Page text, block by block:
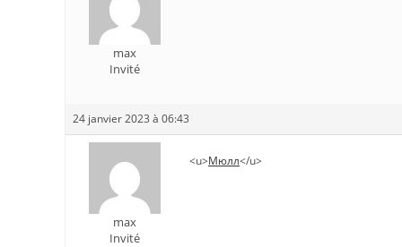
max
Invité
24 janvier 2023 à 06:43
max
Invité
<u>Мюлл</u>